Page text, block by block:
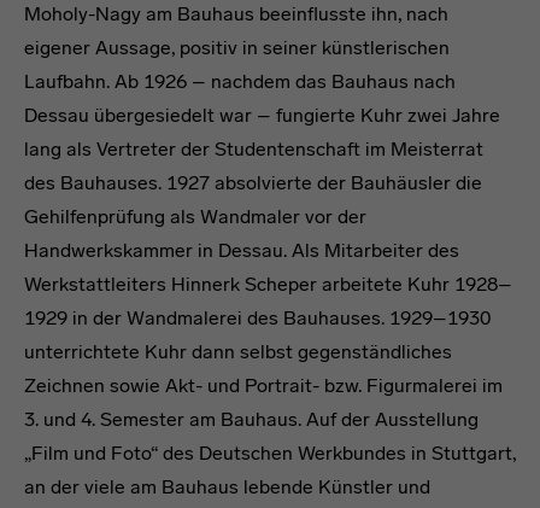
Moholy-Nagy am Bauhaus beeinflusste ihn, nach
eigener Aussage, positiv in seiner künstlerischen
Laufbahn. Ab 1926 – nachdem das Bauhaus nach
Dessau übergesiedelt war – fungierte Kuhr zwei Jahre
lang als Vertreter der Studentenschaft im Meisterrat
des Bauhauses. 1927 absolvierte der Bauhäusler die
Gehilfenprüfung als Wandmaler vor der
Handwerkskammer in Dessau. Als Mitarbeiter des
Werkstattleiters Hinnerk Scheper arbeitete Kuhr 1928–
1929 in der Wandmalerei des Bauhauses. 1929–1930
unterrichtete Kuhr dann selbst gegenständliches
Zeichnen sowie Akt- und Portrait- bzw. Figurmalerei im
3. und 4. Semester am Bauhaus. Auf der Ausstellung
„Film und Foto“ des Deutschen Werkbundes in Stuttgart,
an der viele am Bauhaus lebende Künstler und